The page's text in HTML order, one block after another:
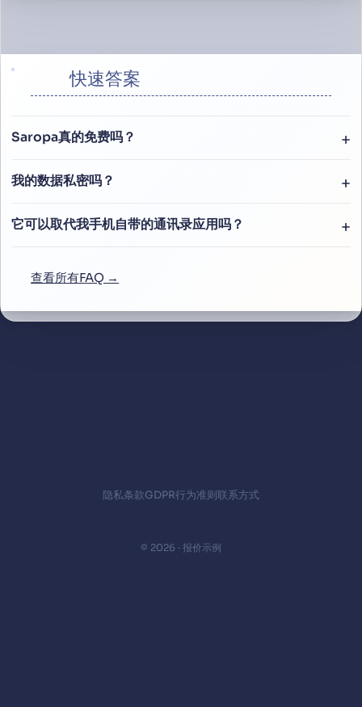
快速答案
Saropa真的免费吗？
我的数据私密吗？
它可以取代我手机自带的通讯录应用吗？
查看所有FAQ →
隐私条款GDPR行为准则联系方式
© 2026 · 报价示例